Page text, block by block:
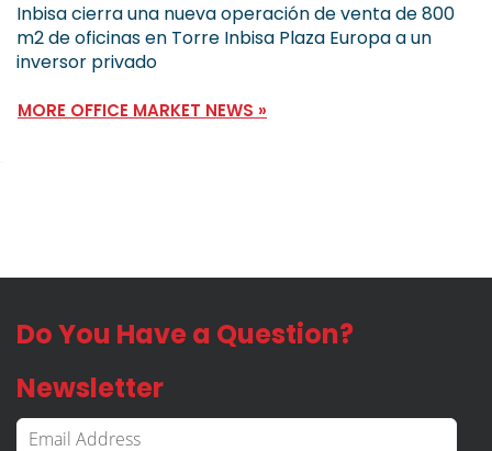
Inbisa cierra una nueva operación de venta de 800
m2 de oficinas en Torre Inbisa Plaza Europa a un
inversor privado
MORE OFFICE MARKET NEWS »
Do You Have a Question?
Newsletter